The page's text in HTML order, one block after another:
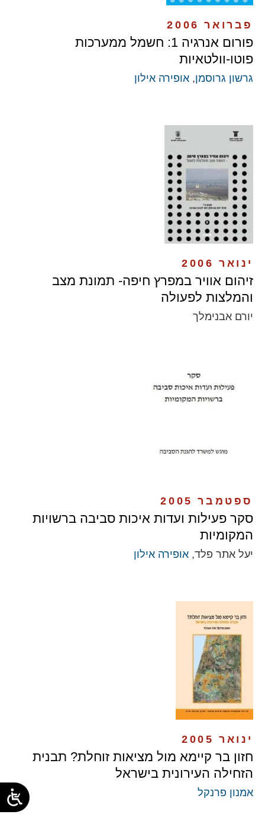
פברואר 2006
פורום אנרגיה 1: חשמל ממערכות
פוטו-וולטאיות
גרשון גרוסמן, אופירה אילון
ינואר 2006
זיהום אוויר במפרץ חיפה- תמונת מצב
והמלצות לפעולה
יורם אבנימלך
ספטמבר 2005
סקר פעילות ועדות איכות סביבה ברשויות
המקומיות
יעל אתר פלד, אופירה אילון
ינואר 2005
חזון בר קיימא מול מציאות זוחלת? תבנית
הזחילה העירונית בישראל
אמנון פרנקל